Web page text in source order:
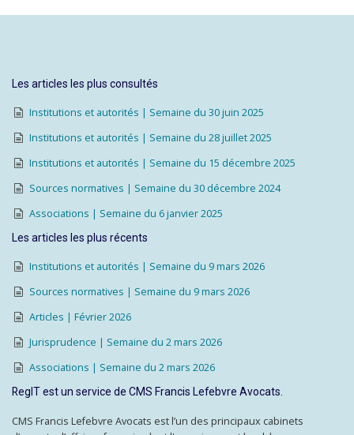
Les articles les plus consultés
Institutions et autorités | Semaine du 30 juin 2025
Institutions et autorités | Semaine du 28 juillet 2025
Institutions et autorités | Semaine du 15 décembre 2025
Sources normatives | Semaine du 30 décembre 2024
Associations | Semaine du 6 janvier 2025
Les articles les plus récents
Institutions et autorités | Semaine du 9 mars 2026
Sources normatives | Semaine du 9 mars 2026
Articles | Février 2026
Jurisprudence | Semaine du 2 mars 2026
Associations | Semaine du 2 mars 2026
RegIT est un service de CMS Francis Lefebvre Avocats.
CMS Francis Lefebvre Avocats est l’un des principaux cabinets